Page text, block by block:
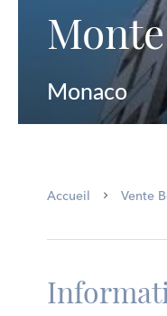
Monaco
Accueil Vente